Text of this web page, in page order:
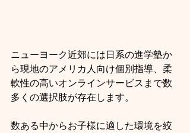
ニューヨーク近郊には日系の進学塾か
ら現地のアメリカ人向け個別指導、柔
軟性の高いオンラインサービスまで数
多くの選択肢が存在します。
数ある中からお子様に適した環境を絞